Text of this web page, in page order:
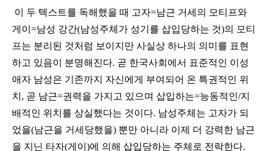
이 두 텍스트를 독해했을 때 고자=남근 거세의 모티프와
게이=남성 강간(남성주체가 성기를 삽입당하는 것)의 모티
프는 분리된 것처럼 보이지만 사실상 하나의 의미를 표현
하고 있음이 분명해진다. 곧 한국사회에서 표준적인 이성
애자 남성은 기존까지 자신에게 부여되어 온 특권적인 위
치, 곧 남근=권력을 가지고 있으며 삽입하는=능동적인/지
배적인 위치를 상실했다는 것이다. 남성주체는 고자가 되
었을(남근을 거세당했을) 뿐만 아니라 이제 더 강력한 남근
을 지닌 타자(게이)에 의해 삽입당하는 주체로 전락한다.